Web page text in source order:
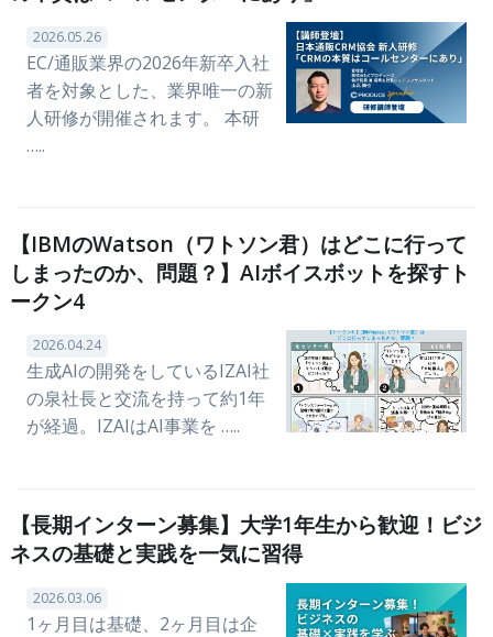
2026.05.26
EC/通販業界の2026年新卒入社
者を対象とした、業界唯一の新
人研修が開催されます。 本研
…..
【IBMのWatson（ワトソン君）はどこに行って
しまったのか、問題？】AIボイスボットを探すト
ークン4
2026.04.24
生成AIの開発をしているIZAI社
の泉社長と交流を持って約1年
が経過。IZAIはAI事業を …..
【長期インターン募集】大学1年生から歓迎！ビジ
ネスの基礎と実践を一気に習得
2026.03.06
1ヶ月目は基礎、2ヶ月目は企